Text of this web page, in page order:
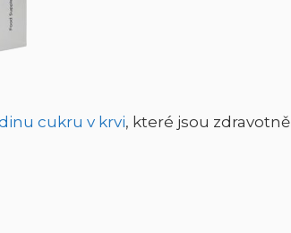
cukru v krvi, které jsou zdravotně